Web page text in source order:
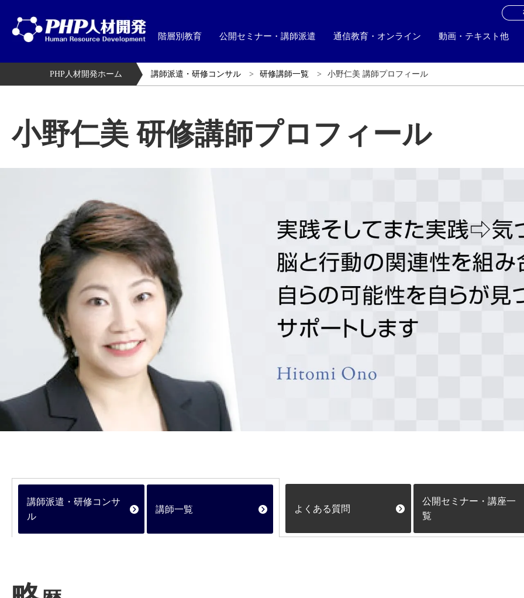
階層別教育 公開セミナー・講師派遣 通信教育・オンライン 動画・テキスト他
PHP人材開発ホーム 講師派遣・研修コンサル 研修講師一覧 小野仁美 講師プロフィール
小野仁美 研修講師プロフィール
講師派遣・研修コンサ
ル
講師一覧 よくある質問
公開セミナー・講座一
覧